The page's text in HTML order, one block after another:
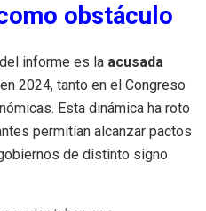
obstáculo
informe es la acusada
2024, tanto en el Congreso
Esta dinámica ha roto
permitían alcanzar pactos
de distinto signo